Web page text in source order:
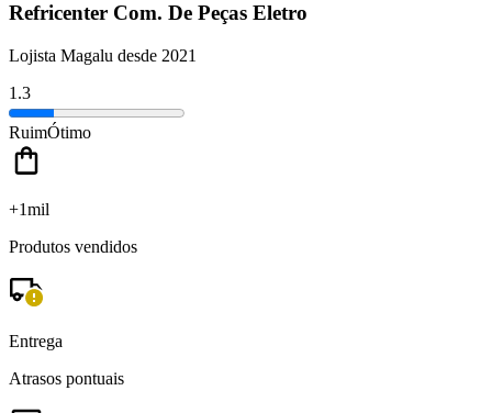
Refricenter Com. De Peças Eletro
Lojista Magalu desde 2021
1.3
RuimÓtimo
+1mil
Produtos vendidos
Entrega
Atrasos pontuais